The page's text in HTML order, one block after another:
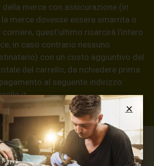
della merce con assicurazione (in
merce dovesse essere smarrita o
quest’ultimo risarcirà l’intero
in caso contrario nessuno
con un costo aggiuntivo del
del carrello, da richiedere prima
al seguente indirizzo:
.